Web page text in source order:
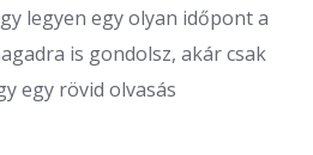
legyen egy olyan időpont a
is gondolsz, akár csak
egy rövid olvasás